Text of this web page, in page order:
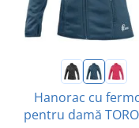
Hanorac cu
pentru damă